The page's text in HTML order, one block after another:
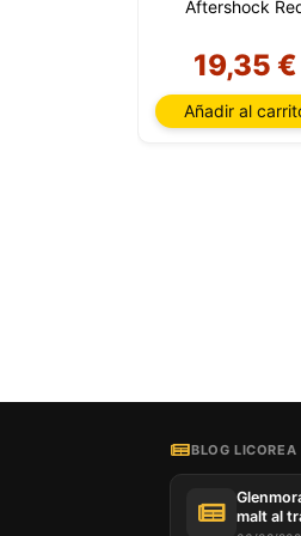
Aftershock
19,35 €
Añadir al
BLOG LICOREA
malt al